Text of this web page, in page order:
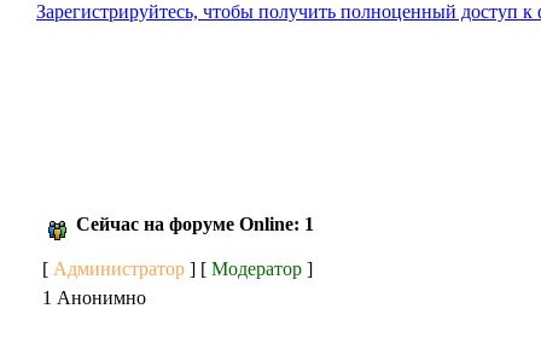
Зарегистрируйтесь, чтобы получить полноценный доступ
Сейчас на форуме Online: 1
[ Администратор ] [ Модератор ]
1 Анонимно